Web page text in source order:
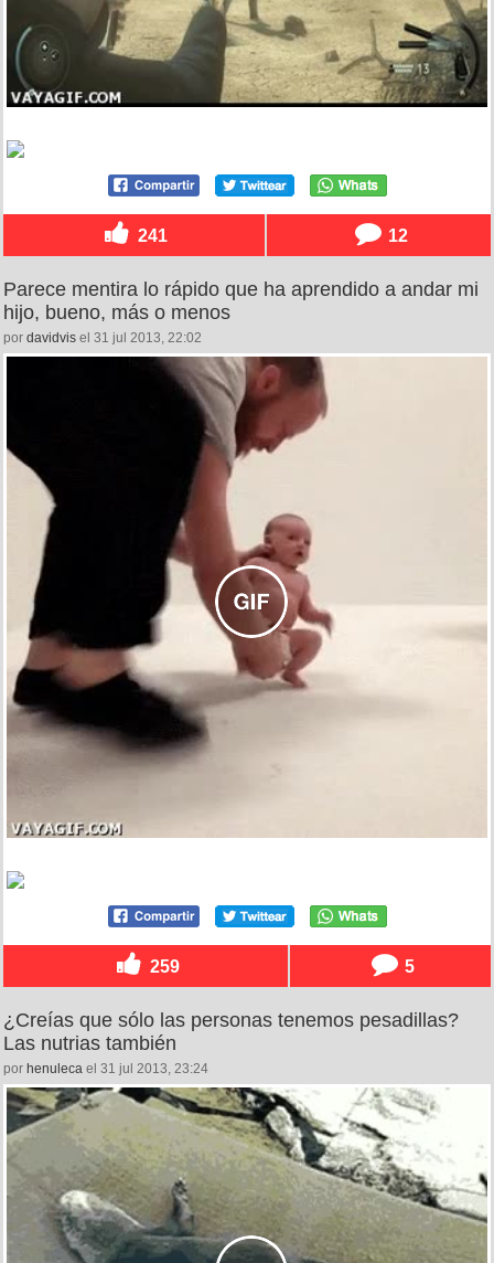
241 12
Parece mentira lo rápido que ha aprendido a andar mi
hijo, bueno, más o menos
por davidvis el 31 jul 2013, 22:02
259 5
¿Creías que sólo las personas tenemos pesadillas?
Las nutrias también
por henuleca el 31 jul 2013, 23:24